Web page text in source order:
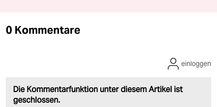
0 Kommentare
Die Kommentarfunktion unter diesem Artikel ist
geschlossen.
einloggen